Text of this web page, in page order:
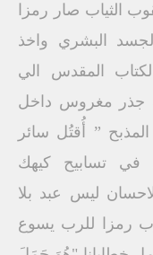
يعقوب الثياب صار رمزا
البشري واخذ
المقدس الي
جذر مغروس داخل
” أُقتُل سائر
في تسابيح كيهك
ليس عبد بلا
رمزا للرب يسوع